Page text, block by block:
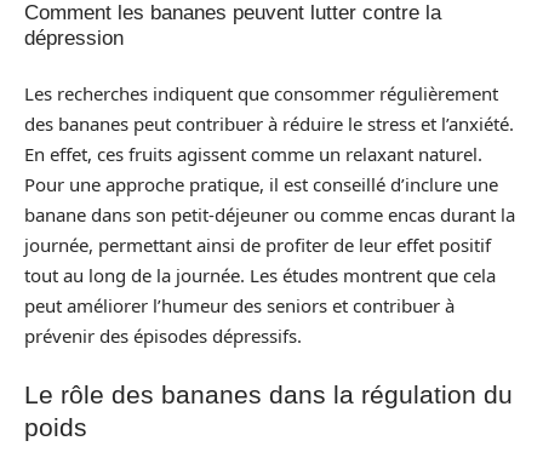
Comment les bananes peuvent lutter contre la
dépression
Les recherches indiquent que consommer régulièrement
des bananes peut contribuer à réduire le stress et l’anxiété.
En effet, ces fruits agissent comme un relaxant naturel.
Pour une approche pratique, il est conseillé d’inclure une
banane dans son petit-déjeuner ou comme encas durant la
journée, permettant ainsi de profiter de leur effet positif
tout au long de la journée. Les études montrent que cela
peut améliorer l’humeur des seniors et contribuer à
prévenir des épisodes dépressifs.
Le rôle des bananes dans la régulation du
poids